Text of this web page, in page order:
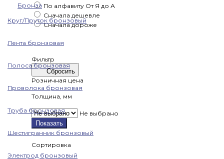
Бронза
Круг/Пруток бронзовый
Лента бронзовая
Полоса бронзовая
Проволока бронзовая
Труба бронзовая
Шестигранник бронзовый
Электрод бронзовый
По алфавиту От Я до А
Сначала дешевле
Сначала дороже
Фильтр
Сбросить
Розничная цена
Толщина, мм
Не выбрано
Показать
Сортировка